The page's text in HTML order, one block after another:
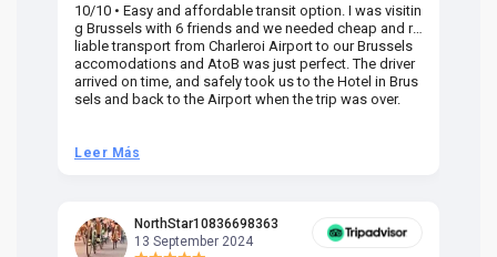
10/10 • Easy and affordable transit option. I was visitin
g Brussels with 6 friends and we needed cheap and re
liable transport from Charleroi Airport to our Brussels
accomodations and AtoB was just perfect. The driver
arrived on time, and safely took us to the Hotel in Brus
sels and back to the Airport when the trip was over.
Leer Más
NorthStar10836698363
13 September 2024